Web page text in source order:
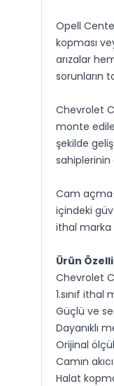
Opell
kopması
arızalar
sorunların
Chevrolet
monte
şekilde
Cam
içindeki
ithal marka
Ürün
Chevrolet
1.sınıf
Güçlü ve
Dayanıklı
Orijinal
Camın
Halat